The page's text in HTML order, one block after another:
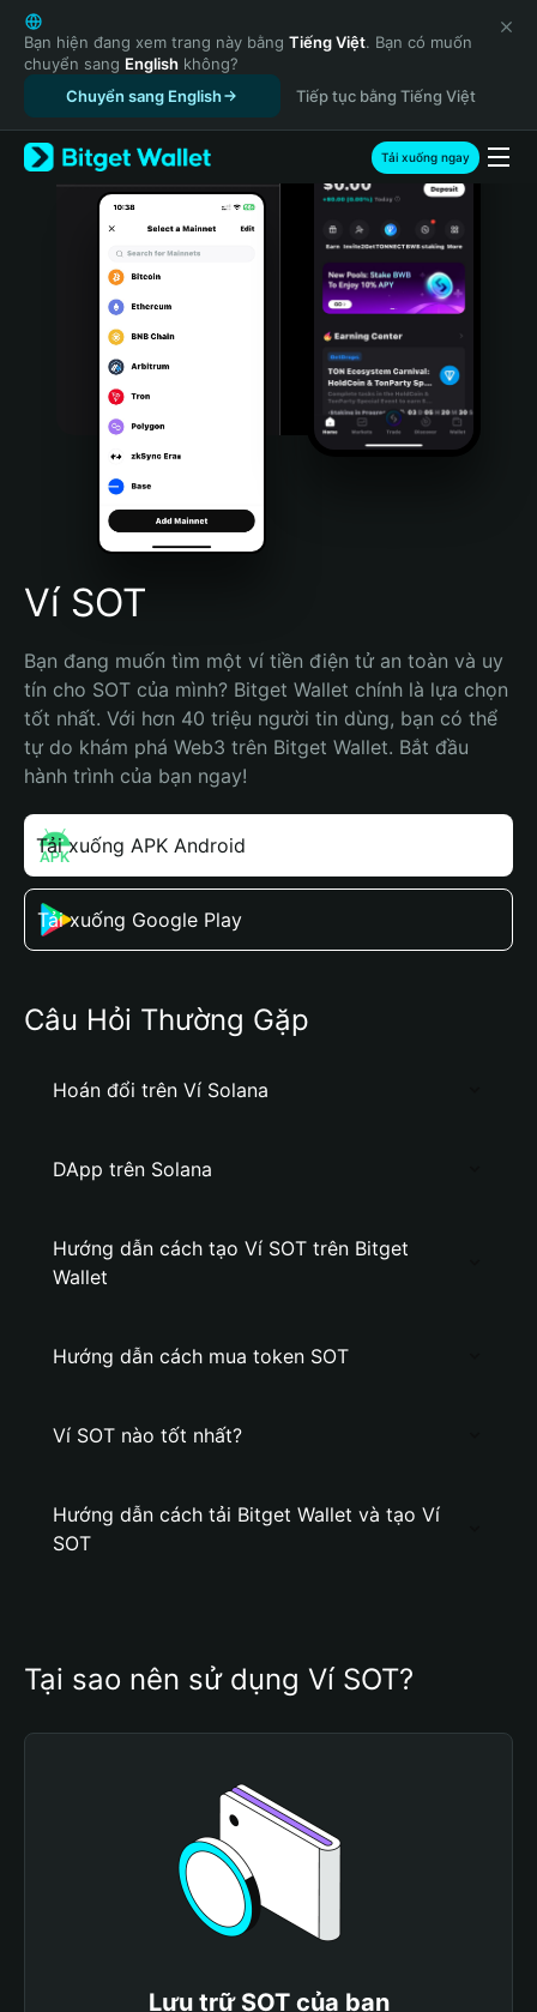
English
日本語
Tiếng Việt
Русский
Español (Latinoamérica)
Türkçe
Italiano
Português (Portugal)
Bahasa Indonesia
Português (Brasil)
Español (Argentina)
Bạn hiện đang xem trang này bằng Tiếng Việt. Bạn có muốn
chuyển sang English không?
Chuyển sang English
Tiếp tục bằng Tiếng Việt
Tải xuống ngay
Ví SOT
Bạn đang muốn tìm một ví tiền điện tử an toàn và uy
tín cho SOT của mình? Bitget Wallet chính là lựa chọn
tốt nhất. Với hơn 40 triệu người tin dùng, bạn có thể
tự do khám phá Web3 trên Bitget Wallet. Bắt đầu
hành trình của bạn ngay!
Tải xuống APK Android
Tải xuống Google Play
Câu Hỏi Thường Gặp
Hoán đổi trên Ví Solana
DApp trên Solana
Hướng dẫn cách tạo Ví SOT trên Bitget
Wallet
Hướng dẫn cách mua token SOT
Ví SOT nào tốt nhất?
Hướng dẫn cách tải Bitget Wallet và tạo Ví
SOT
Tại sao nên sử dụng Ví SOT?
Lưu trữ SOT của bạn